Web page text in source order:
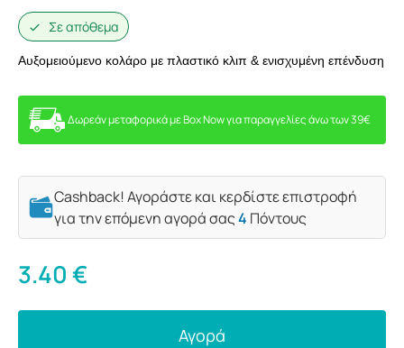
Σε απόθεμα
Αυξομειούμενο κολάρο με πλαστικό κλιπ & ενισχυμένη επένδυση
Δωρεάν μεταφορικά με Box Now για παραγγελίες άνω των 39€
Cashback! Αγοράστε και κερδίστε επιστροφή
για την επόμενη αγορά σας4 Πόντους
3.40€
Αγορά